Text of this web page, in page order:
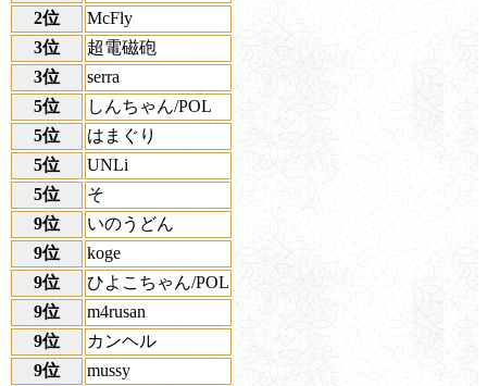
2位
McFly
3位
超電磁砲
3位
serra
5位
しんちゃん/POL
5位
はまぐり
5位
UNLi
5位
そ
9位
いのうどん
9位
koge
9位
ひよこちゃん/POL
9位
m4rusan
9位
カンヘル
9位
mussy